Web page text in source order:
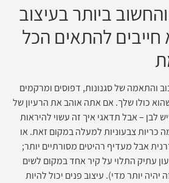
ביותר בעיצוב
להתאים הכל
והתאמה של סגנונות, דפוסים ומרקמים
שהוא כולו שלך. אם אתה אוהב את הרעיון של
לבן – אבל תדאגי איך זה עשוי להיראות
כריות צבעוניות למעלה במקום זאת. או
אבל מעדיף רהיטים מסורתיים יותר;
עתיק התלוי על קיר אחד במקום לשים
יותר מדי). עיצוב פנים יכול להיות